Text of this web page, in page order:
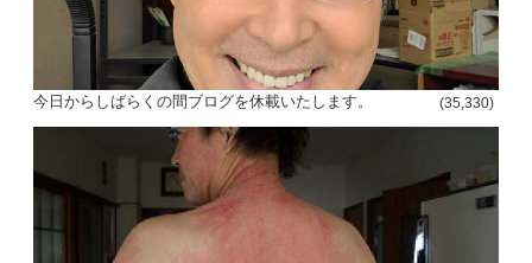
今日からしばらくの間ブログを休載いたします。 (35,330)